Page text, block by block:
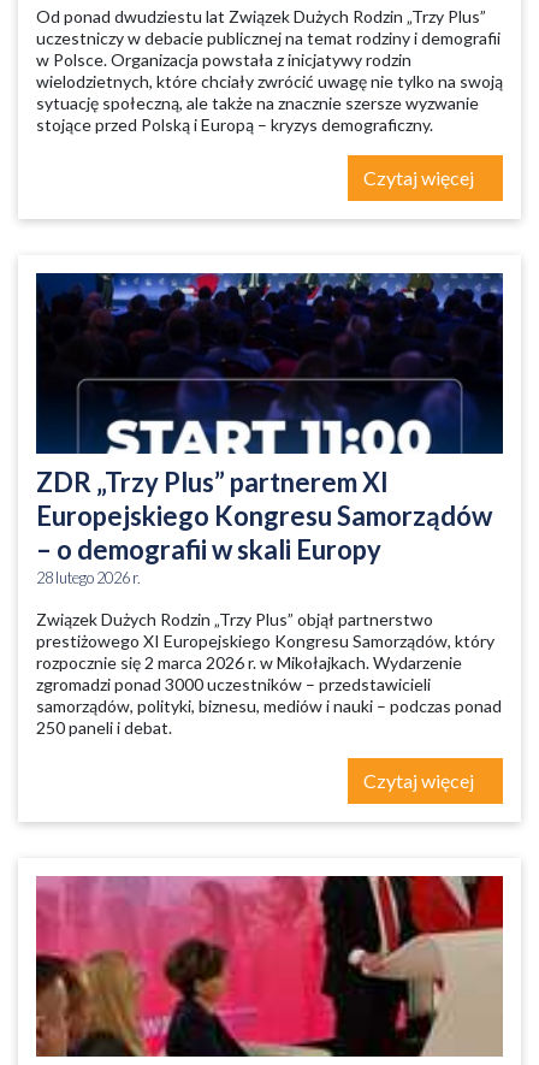
Od ponad dwudziestu lat Związek Dużych Rodzin „Trzy Plus”
uczestniczy w debacie publicznej na temat rodziny i demografii
w Polsce. Organizacja powstała z inicjatywy rodzin
wielodzietnych, które chciały zwrócić uwagę nie tylko na swoją
sytuację społeczną, ale także na znacznie szersze wyzwanie
stojące przed Polską i Europą – kryzys demograficzny.
Czytaj więcej
ZDR „Trzy Plus” partnerem XI
Europejskiego Kongresu Samorządów
– o demografii w skali Europy
28 lutego 2026 r.
Związek Dużych Rodzin „Trzy Plus” objął partnerstwo
prestiżowego XI Europejskiego Kongresu Samorządów, który
rozpocznie się 2 marca 2026 r. w Mikołajkach. Wydarzenie
zgromadzi ponad 3000 uczestników – przedstawicieli
samorządów, polityki, biznesu, mediów i nauki – podczas ponad
250 paneli i debat.
Czytaj więcej